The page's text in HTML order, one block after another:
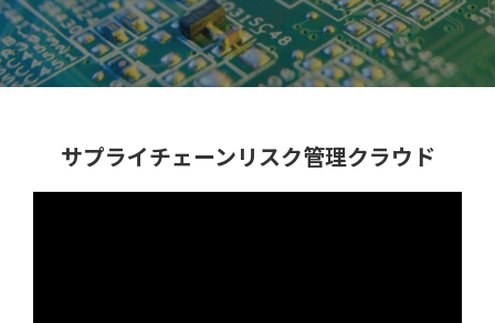
サプライチェーンリスク管理クラウド